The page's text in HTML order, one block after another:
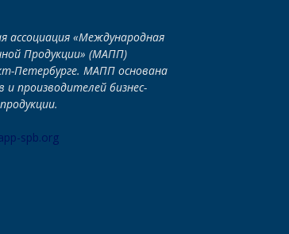
ассоциация «Международная
Продукции» (МАПП)
Петербурге. МАПП основана
производителей бизнес-
spb.org